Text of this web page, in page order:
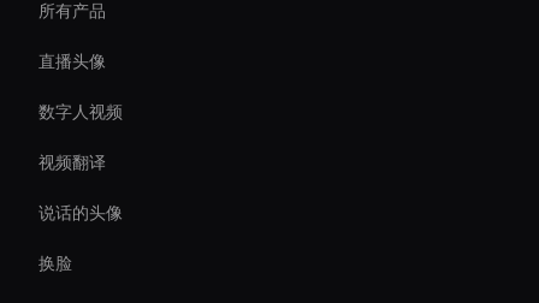
所有产品
直播头像
数字人视频
视频翻译
说话的头像
换脸